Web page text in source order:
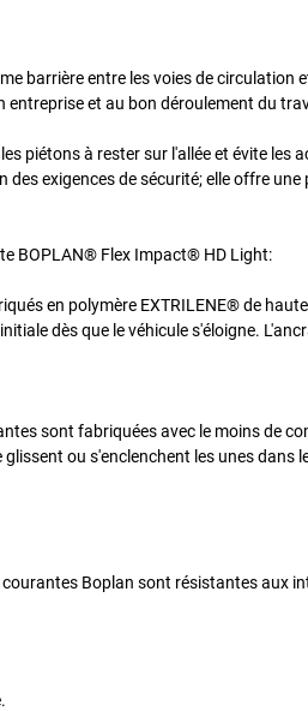
barrière entre les voies de circulation
et au bon déroulement du
piétons à rester sur l'allée et évite les
exigences de sécurité; elle offre
BOPLAN® Flex Impact® HD Light:
en polymère EXTRILENE® de
dès que le véhicule s'éloigne.
sont fabriquées avec le moins de
ou s'enclenchent les unes dans
Boplan sont résistantes aux